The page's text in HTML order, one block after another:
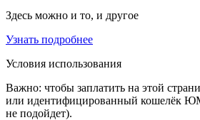
Здесь можно и то, и другое
Узнать подробнее
Условия использования
Важно: чтобы заплатить на этой
или идентифицированный кошелёк
не подойдет).